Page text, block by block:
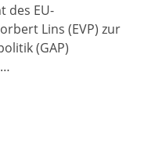
des EU-
Lins (EVP) zur
(GAP)